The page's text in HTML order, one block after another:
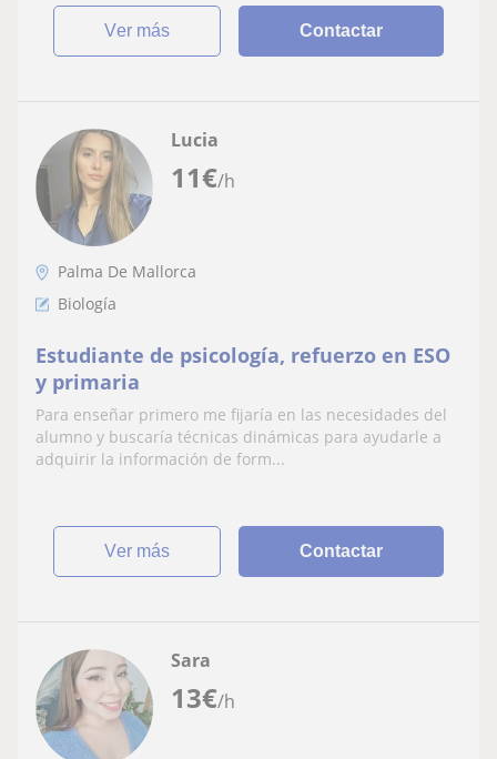
ver más Contactar
11€/h
Lucia
Palma De Mallorca
Biología
Estudiante de psicología, refuerzo en ESO
y primaria
Para enseñar primero me fijaría en las necesidades del
alumno y buscaría técnicas dinámicas para ayudarle a
adquirir la información de form...
ver más Contactar
13€/h
Sara